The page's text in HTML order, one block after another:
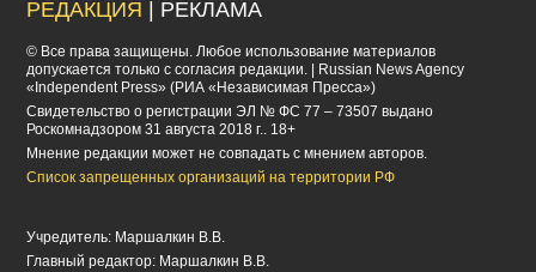
РЕДАКЦИЯ | РЕКЛАМА
© Все права защищены. Любое использование материалов
допускается только с согласия редакции. | Russian News Agency
«Independent Press» (РИА «Независимая Пресса»)
Cвидетельство о регистрации ЭЛ № ФС 77 – 73507 выдано
Роскомнадзором 31 августа 2018 г.. 18+
Мнение редакции может не совпадать с мнением авторов.
Список запрещенных организаций на территории РФ
Учредитель: Маршалкин В.В.
Главный редактор: Маршалкин В.В.